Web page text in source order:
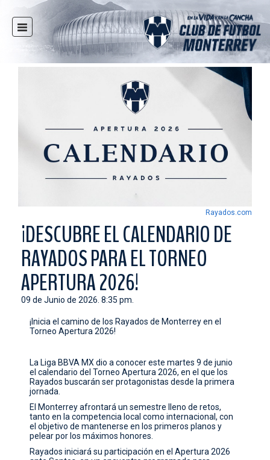
INICIO
NOTICIAS
RAYADOS
RAYADAS
FUERZAS BÁSICAS
TAQUILLA
TIENDA
ESTADIO
PRENSA
CONTACTO
Rayados.com
¡DESCUBRE EL CALENDARIO DE
RAYADOS PARA EL TORNEO
APERTURA 2026!
09 de Junio de 2026. 8:35 pm.
¡Inicia el camino de los Rayados de Monterrey en el
Torneo Apertura 2026!
La Liga BBVA MX dio a conocer este martes 9 de junio
el calendario del Torneo Apertura 2026, en el que los
Rayados buscarán ser protagonistas desde la primera
jornada.
El Monterrey afrontará un semestre lleno de retos,
tanto en la competencia local como internacional, con
el objetivo de mantenerse en los primeros planos y
pelear por los máximos honores.
Rayados iniciará su participación en el Apertura 2026